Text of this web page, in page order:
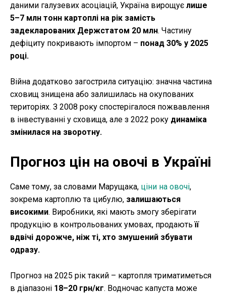
даними галузевих асоціацій, Україна вирощує лише
5–7 млн тонн картоплі на рік замість
задекларованих Держстатом 20 млн. Частину
дефіциту покривають імпортом – понад 30% у 2025
році.
Війна додатково загострила ситуацію: значна частина
сховищ знищена або залишилась на окупованих
територіях. З 2008 року спостерігалося пожвавлення
в інвестуванні у сховища, але з 2022 року динаміка
змінилася на зворотну.
Прогноз цін на овочі в Україні
Саме тому, за словами Марущака, ціни на овочі,
зокрема картоплю та цибулю, залишаються
високими. Виробники, які мають змогу зберігати
продукцію в контрольованих умовах, продають її
вдвічі дорожче, ніж ті, хто змушений збувати
одразу.
Прогноз на 2025 рік такий – картопля триматиметься
в діапазоні 18–20 грн/кг. Водночас капуста може